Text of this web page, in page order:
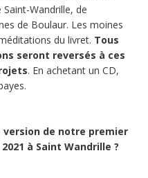
Saint-Wandrille, de
de Boulaur. Les moines
du livret. Tous
seront reversés à ces
. En achetant un CD,
de notre premier
à Saint Wandrille ?